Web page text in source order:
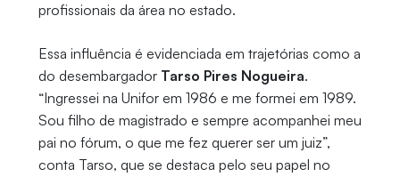
profissionais da área no estado.
Essa influência é evidenciada em trajetórias como a
do desembargador Tarso Pires Nogueira.
“Ingressei na Unifor em 1986 e me formei em 1989.
Sou filho de magistrado e sempre acompanhei meu
pai no fórum, o que me fez querer ser um juiz”,
conta Tarso, que se destaca pelo seu papel no